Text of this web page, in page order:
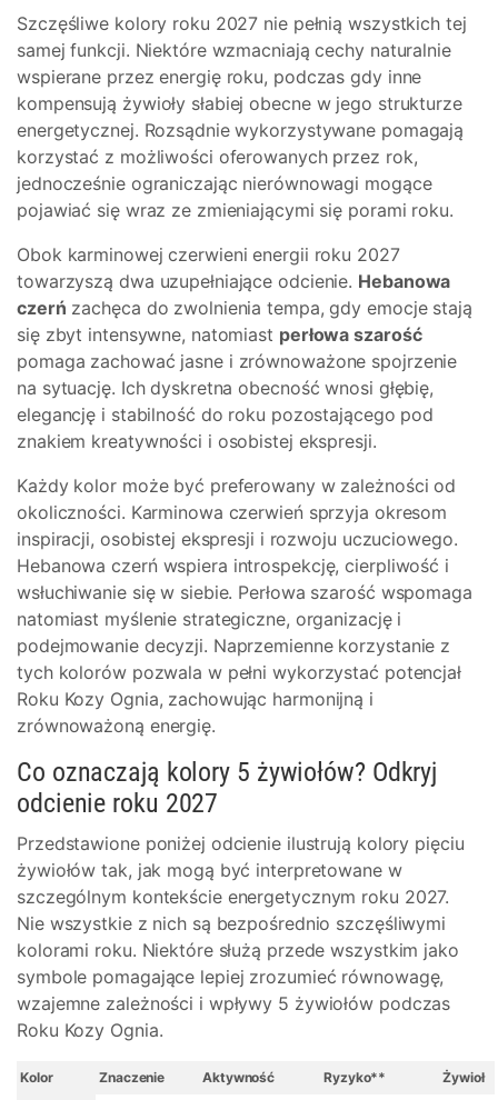
Szczęśliwe kolory roku 2027 nie pełnią wszystkich tej
samej funkcji. Niektóre wzmacniają cechy naturalnie
wspierane przez energię roku, podczas gdy inne
kompensują żywioły słabiej obecne w jego strukturze
energetycznej. Rozsądnie wykorzystywane pomagają
korzystać z możliwości oferowanych przez rok,
jednocześnie ograniczając nierównowagi mogące
pojawiać się wraz ze zmieniającymi się porami roku.
Obok karminowej czerwieni energii roku 2027
towarzyszą dwa uzupełniające odcienie. Hebanowa
czerń zachęca do zwolnienia tempa, gdy emocje stają
się zbyt intensywne, natomiast perłowa szarość
pomaga zachować jasne i zrównoważone spojrzenie
na sytuację. Ich dyskretna obecność wnosi głębię,
elegancję i stabilność do roku pozostającego pod
znakiem kreatywności i osobistej ekspresji.
Każdy kolor może być preferowany w zależności od
okoliczności. Karminowa czerwień sprzyja okresom
inspiracji, osobistej ekspresji i rozwoju uczuciowego.
Hebanowa czerń wspiera introspekcję, cierpliwość i
wsłuchiwanie się w siebie. Perłowa szarość wspomaga
natomiast myślenie strategiczne, organizację i
podejmowanie decyzji. Naprzemienne korzystanie z
tych kolorów pozwala w pełni wykorzystać potencjał
Roku Kozy Ognia, zachowując harmonijną i
zrównoważoną energię.
Co oznaczają kolory 5 żywiołów? Odkryj
odcienie roku 2027
Przedstawione poniżej odcienie ilustrują kolory pięciu
żywiołów tak, jak mogą być interpretowane w
szczególnym kontekście energetycznym roku 2027.
Nie wszystkie z nich są bezpośrednio szczęśliwymi
kolorami roku. Niektóre służą przede wszystkim jako
symbole pomagające lepiej zrozumieć równowagę,
wzajemne zależności i wpływy 5 żywiołów podczas
Roku Kozy Ognia.
Kolor Znaczenie Aktywność Ryzyko**
Żywioł